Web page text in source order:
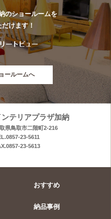
のショールームを
けます！
ールームへ
ンテリアプラザ加納
県鳥取市二階町2-216
23-5611
23-5613
おすすめ
納品事例